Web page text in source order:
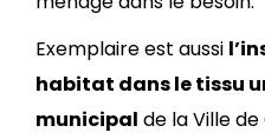
Exemplaire est aussi
habitat dans le tissu
municipal de la Ville de